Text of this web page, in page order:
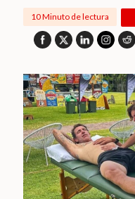
10 Minuto de lectura